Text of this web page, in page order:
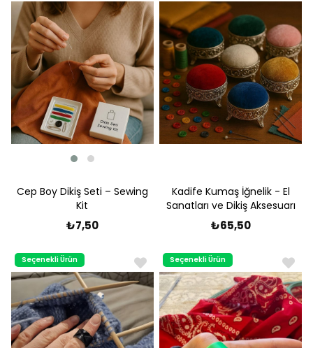
Cep Boy Dikiş Seti – Sewing
Kit
₺7,50
Kadife Kumaş İğnelik - El
Sanatları ve Dikiş Aksesuarı
₺65,50
Seçenekli Ürün Seçenekli Ürün